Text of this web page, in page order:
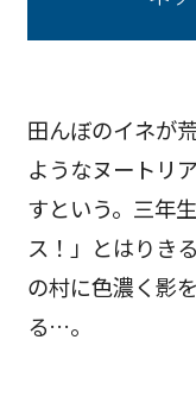
田んぼのイネが
ようなヌートリ
すという。三年
ス！」とはりき
の村に色濃く影
る…。